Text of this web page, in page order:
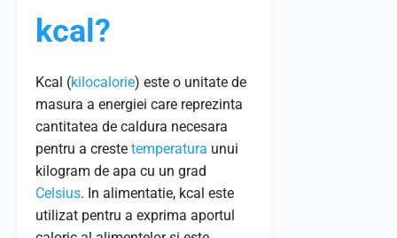
kcal?
Kcal (kilocalorie) este o unitate de
masura a energiei care reprezinta
cantitatea de caldura necesara
pentru a creste temperatura unui
kilogram de apa cu un grad
Celsius. In alimentatie, kcal este
utilizat pentru a exprima aportul